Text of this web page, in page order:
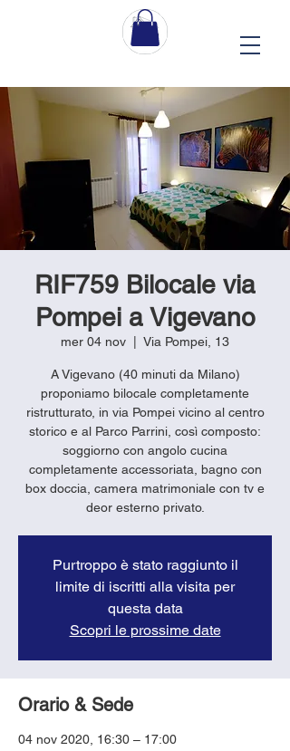
RIF759 Bilocale via
Pompei a Vigevano
mer 04 nov Via Pompei, 13
A Vigevano (40 minuti da Milano)
proponiamo bilocale completamente
ristrutturato, in via Pompei vicino al centro
storico e al Parco Parrini, così composto:
soggiorno con angolo cucina
completamente accessoriata, bagno con
box doccia, camera matrimoniale con tv e
deor esterno privato.
Purtroppo è stato raggiunto il
limite di iscritti alla visita per
questa data
Scopri le prossime date
Orario & Sede
04 nov 2020, 16:30 – 17:00